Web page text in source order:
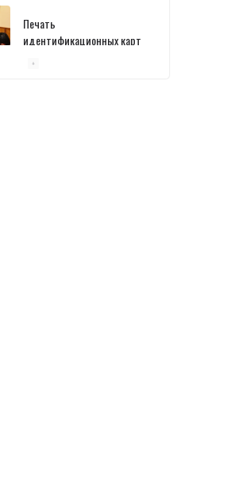
Печать
идентификационных карт
министерстве состоялась